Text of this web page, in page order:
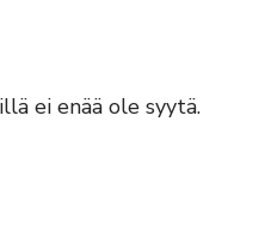
ei enää ole syytä.